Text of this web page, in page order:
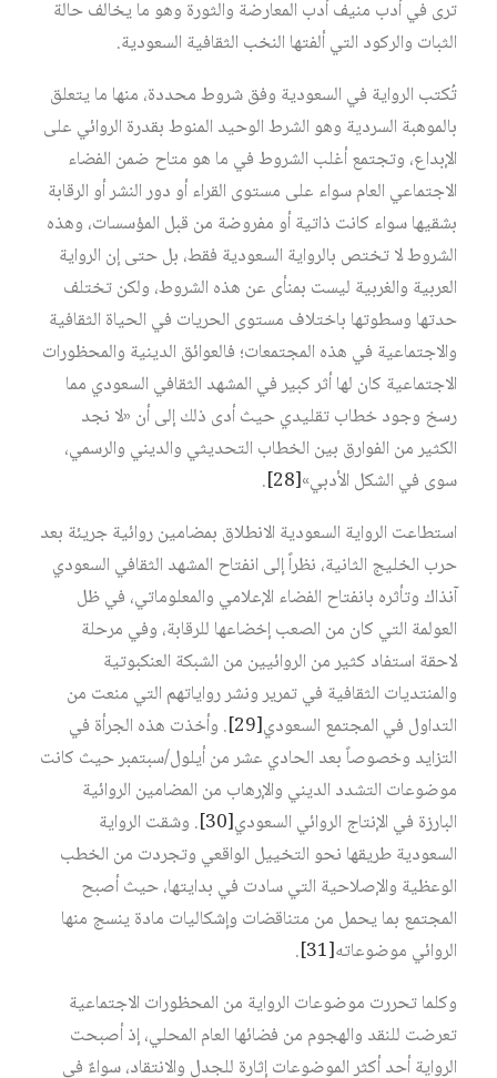
ترى في أدب منيف أدب المعارضة والثورة وهو ما يخالف حالة
الثبات والركود التي ألفتها النخب الثقافية السعودية.
تُكتب الرواية في السعودية وفق شروط محددة، منها ما يتعلق
بالموهبة السردية وهو الشرط الوحيد المنوط بقدرة الروائي على
الإبداع، وتجتمع أغلب الشروط في ما هو متاح ضمن الفضاء
الاجتماعي العام سواء على مستوى القراء أو دور النشر أو الرقابة
بشقيها سواء كانت ذاتية أو مفروضة من قبل المؤسسات، وهذه
الشروط لا تختص بالرواية السعودية فقط، بل حتى إن الرواية
العربية والغربية ليست بمنأى عن هذه الشروط، ولكن تختلف
حدتها وسطوتها باختلاف مستوى الحريات في الحياة الثقافية
والاجتماعية في هذه المجتمعات؛ فالعوائق الدينية والمحظورات
الاجتماعية كان لها أثر كبير في المشهد الثقافي السعودي مما
رسخ وجود خطاب تقليدي حيث أدى ذلك إلى أن «لا نجد
الكثير من الفوارق بين الخطاب التحديثي والديني والرسمي،
سوى في الشكل الأدبي»‏[28]
.
استطاعت الرواية السعودية الانطلاق بمضامين روائية جريئة بعد
حرب الخليج الثانية، نظراً إلى انفتاح المشهد الثقافي السعودي
آنذاك وتأثره بانفتاح الفضاء الإعلامي والمعلوماتي، في ظل
العولمة التي كان من الصعب إخضاعها للرقابة، وفي مرحلة
لاحقة استفاد كثير من الروائيين من الشبكة العنكبوتية
والمنتديات الثقافية في تمرير ونشر رواياتهم التي منعت من
التداول في المجتمع السعودي‏[29]
. وأخذت هذه الجرأة في
التزايد وخصوصاً بعد الحادي عشر من أيلول/سبتمبر حيث كانت
موضوعات التشدد الديني والإرهاب من المضامين الروائية
البارزة في الإنتاج الروائي السعودي‏[30]
. وشقت الرواية
السعودية طريقها نحو التخييل الواقعي وتجردت من الخطب
الوعظية والإصلاحية التي سادت في بدايتها، حيث أصبح
المجتمع بما يحمل من متناقضات وإشكاليات مادة ينسج منها
الروائي موضوعاته‏[31]
.
وكلما تحررت موضوعات الرواية من المحظورات الاجتماعية
تعرضت للنقد والهجوم من فضائها العام المحلي، إذ أصبحت
الرواية أحد أكثر الموضوعات إثارة للجدل والانتقاد، سواءٌ في